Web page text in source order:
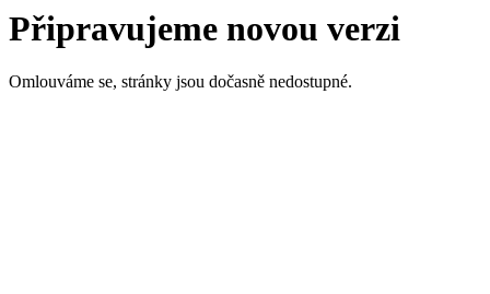
Připravujeme novou verzi
Omlouváme se, stránky jsou dočasně nedostupné.